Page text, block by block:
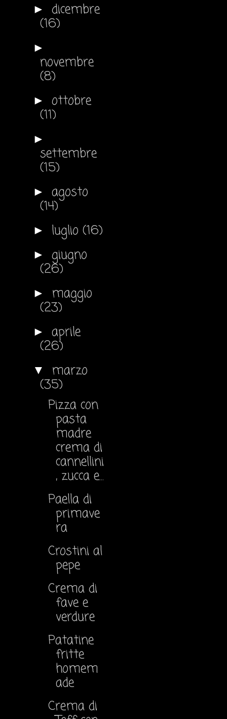
► dicembre
(16)
►
novembre
(8)
► ottobre
(11)
►
settembre
(15)
► agosto
(14)
► luglio (16)
► giugno
(26)
► maggio
(23)
► aprile
(26)
▼ marzo
(35)
Pizza con
pasta
madre
crema di
cannellini
, zucca e...
Paella di
primave
ra
Crostini al
pepe
Crema di
fave e
verdure
Patatine
fritte
homem
ade
Crema di